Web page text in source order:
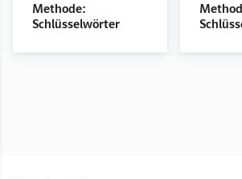
Methode:
Schlüsselwörter